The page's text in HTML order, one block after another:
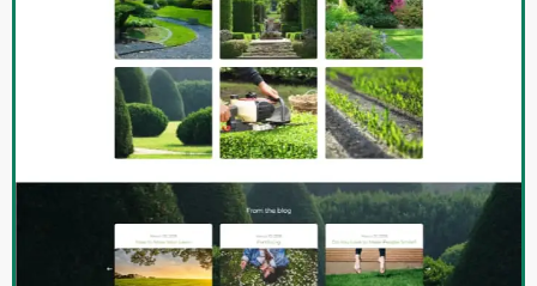
SIE WERDEN AN IHREM
PROJEKT ARBEITEN